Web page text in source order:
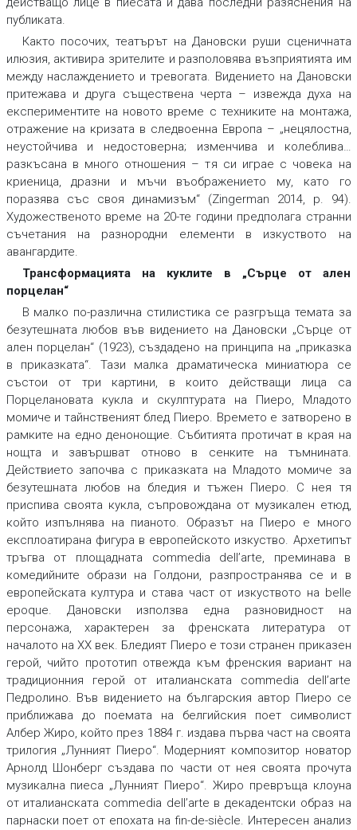
публиката.
Както посочих, театърът на Дановски руши сценичната
илюзия, активира зрителите и разполовява възприятията им
между наслаждението и тревогата. Видението на Дановски
притежава и друга съществена черта – извежда духа на
експериментите на новото време с техниките на монтажа,
отражение на кризата в следвоенна Европа – „нецялостна,
неустойчива и недостоверна; изменчива и колеблива…
разкъсана в много отношения – тя си играе с човека на
криеница, дразни и мъчи въображението му, като го
поразява със своя динамизъм“ (Zingerman 2014, p. 94).
Художественото време на 20-те години предполага странни
съчетания на разнородни елементи в изкуството на
авангардите.
Трансформацията на куклите в „Сърце от ален
порцелан“
В малко по-различна стилистика се разгръща темата за
безутешната любов във видението на Дановски „Сърце от
ален порцелан“ (1923), създадено на принципа на „приказка
в приказката“. Тази малка драматическа миниатюра се
състои от три картини, в които действащи лица са
Порцелановата кукла и скулптурата на Пиеро, Младото
момиче и тайнственият блед Пиеро. Времето е затворено в
рамките на едно денонощие. Събитията протичат в края на
нощта и завършват отново в сенките на тъмнината.
Действието започва с приказката на Младото момиче за
безутешната любов на бледия и тъжен Пиеро. С нея тя
приспива своята кукла, съпровождана от музикален етюд,
който изпълнява на пианото. Образът на Пиеро е много
експлоатирана фигура в европейското изкуство. Архетипът
тръгва от площадната commedia dell’arte, преминава в
комедийните образи на Голдони, разпространява се и в
европейската култура и става част от изкуството на belle
epoque. Дановски използва една разновидност на
персонажа, характерен за френската литература от
началото на ХХ век. Бледият Пиеро е този странен приказен
герой, чийто прототип отвежда към френския вариант на
традиционния герой от италианската commedia dell’arte
Педролино. Във видението на българския автор Пиеро се
приближава до поемата на белгийския поет символист
Албер Жиро, който през 1884 г. издава първа част на своята
трилогия „Лунният Пиеро“. Модерният композитор новатор
Арнолд Шонберг създава по части от нея своята прочута
музикална пиеса „Лунният Пиеро“. Жиро превръща клоуна
от италианската commedia dell’arte в декадентски образ на
парнаски поет от епохата на fin-de-siècle. Интересен анализ